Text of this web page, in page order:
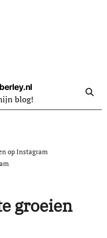
blog!
op Instagram
groeien